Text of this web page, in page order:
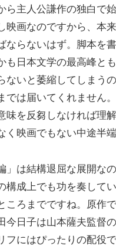
ら主人公謙作の独白で
映画なのですから、本
ならないはず。脚本を
も日本文学の最高峰と
ないと萎縮してしまう
では届いてくれません
味を反芻しなければ理
く映画でもない中途半
」は結構退屈な展開な
構成上でも功を奏して
ころまでですね。原作
今日子は山本薩夫監督
フにはぴったりの配役で